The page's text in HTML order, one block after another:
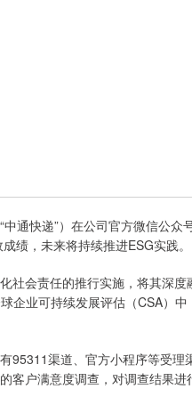
快递”）在公司官方微信公众
绩，未来将持续推进ESG实践。
会责任的推行实施，将其深度
企业可持续发展评估（CSA）
渠道、官方小程序等受理
客户满意度调查，对调查结果进